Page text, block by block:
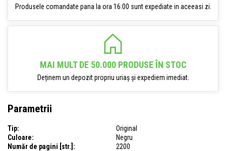
Produsele comandate pana la ora 16:00 sunt expediate in aceeasi zi.
MAI MULT DE 50.000 PRODUSE ÎN STOC
Deținem un depozit propriu uriaș și expediem imediat.
Parametrii
Tip:
Original
Culoare:
Negru
Număr de pagini [str.]:
2200